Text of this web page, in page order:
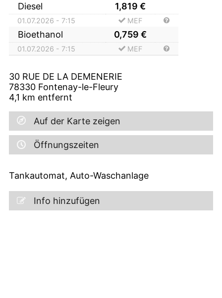
Diesel 1,819 €
01.07.2026 - 7:15 MEF
Bioethanol 0,759 €
01.07.2026 - 7:15 MEF
30 RUE DE LA DEMENERIE
78330 Fontenay-le-Fleury
4,1 km entfernt
Auf der Karte zeigen
Öffnungszeiten
Tankautomat, Auto-Waschanlage
Info hinzufügen